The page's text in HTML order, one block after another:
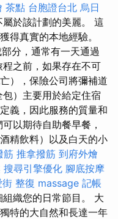
茶點 台胞證台北 烏日
於該計劃的美麗。 這
得真實的本地經驗。
分，通常有一天通過
之前，如果存在不可
），保險公司將彌補道
）主要用於給定住宿
義，因此服務的質量和
以期待自助餐早餐，
精飲料）以及白天的小
筋 推拿撥筋 到府外燴
搜尋引擎優化 腳底按摩
整復 massage 記帳
織您的日常節目。 大
特的大自然和長達一年